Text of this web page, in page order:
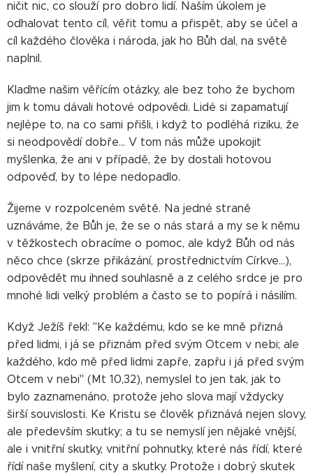
ničit nic, co slouží pro dobro lidí. Naším úkolem je
odhalovat tento cíl, věřit tomu a přispět, aby se účel a
cíl každého člověka i národa, jak ho Bůh dal, na světě
naplnil.
Klaďme našim věřícím otázky, ale bez toho že bychom
jim k tomu dávali hotové odpovědi. Lidé si zapamatují
nejlépe to, na co sami přišli, i když to podléhá riziku, že
si neodpovědí dobře... V tom nás může upokojit
myšlenka, že ani v případě, že by dostali hotovou
odpověď, by to lépe nedopadlo.
Žijeme v rozpolceném světě. Na jedné straně
uznáváme, že Bůh je, že se o nás stará a my se k němu
v těžkostech obracíme o pomoc, ale když Bůh od nás
něco chce (skrze přikázání, prostřednictvím Církve...),
odpovědět mu ihned souhlasně a z celého srdce je pro
mnohé lidi velký problém a často se to popírá i násilím.
Když Ježíš řekl: "Ke každému, kdo se ke mně přizná
před lidmi, i já se přiznám před svým Otcem v nebi; ale
každého, kdo mě před lidmi zapře, zapřu i já před svým
Otcem v nebi" (Mt 10,32), nemyslel to jen tak, jak to
bylo zaznamenáno, protože jeho slova mají vždycky
širší souvislosti. Ke Kristu se člověk přiznává nejen slovy,
ale především skutky; a tu se nemyslí jen nějaké vnější,
ale i vnitřní skutky, vnitřní pohnutky, které nás řídí, které
řídí naše myšlení, city a skutky. Protože i dobrý skutek